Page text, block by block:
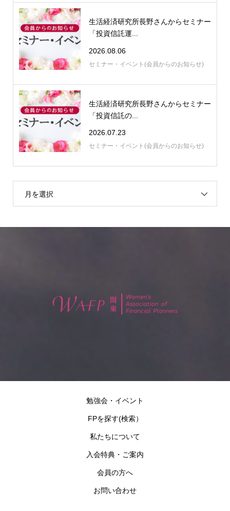
生活経済研究所長野さんからセミナー
「投資信託運...
2026.08.06
セミナー・イベント(会員からのお知らせ)
生活経済研究所長野さんからセミナー
「投資信託の...
2026.07.23
セミナー・イベント(会員からのお知らせ)
月を選択
勉強会・イベント
FPを探す(検索）
私たちについて
入会特典・ご案内
会員の方へ
お問い合わせ